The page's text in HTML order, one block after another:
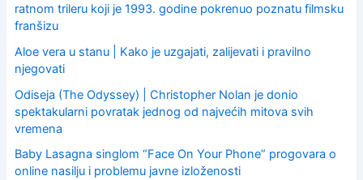
ratnom trileru koji je 1993. godine pokrenuo poznatu filmsku
franšizu
Aloe vera u stanu | Kako je uzgajati, zalijevati i pravilno
njegovati
Odiseja (The Odyssey) | Christopher Nolan je donio
spektakularni povratak jednog od najvećih mitova svih
vremena
Baby Lasagna singlom “Face On Your Phone” progovara o
online nasilju i problemu javne izloženosti